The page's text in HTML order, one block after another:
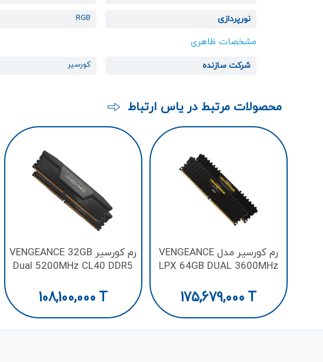
نورپردازی RGB
مشخصات ظاهری
شرکت سازنده کورسیر
محصولات مرتبط در یاس ارتباط
رم کورسیر مدل VENGEANCE
LPX 64GB DUAL 3600MHz
175,679,000 T
رم کورسیر VENGEANCE 32GB
Dual 5200MHz CL40 DDR5
108,100,000 T